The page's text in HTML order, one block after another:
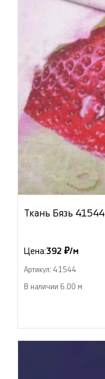
Ткань Бязь 41544
Цена:392 ₽/м
Артикул: 41544
В наличии 6.00 м